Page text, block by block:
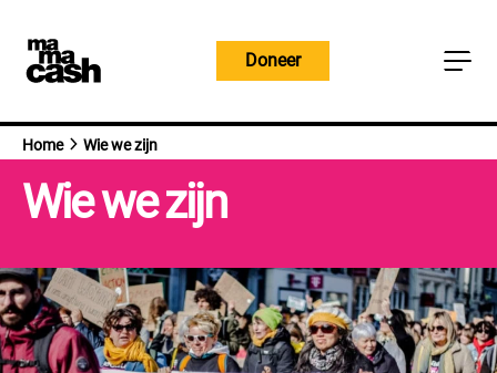
naar
inhoud
Doneer
Home Wie we zijn
Wie we zijn